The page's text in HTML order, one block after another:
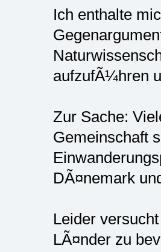
Ich enthalte
aufzufÃ¼hren
Zur Sache:
Gemeinschaft
DÃ¤nemark
Leider
LÃ¤nder zu